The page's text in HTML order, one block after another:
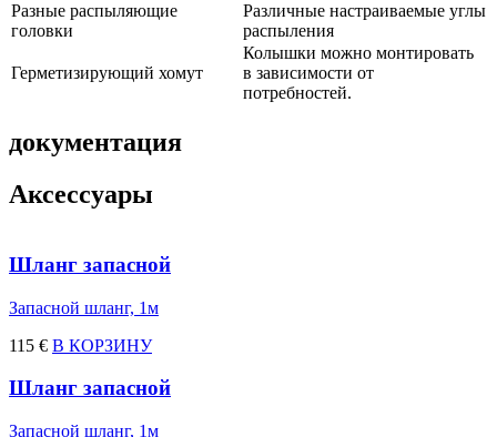
Разные распыляющие
головки
Различные настраиваемые углы
распыления
Герметизирующий хомут
Колышки можно монтировать
в зависимости от
потребностей.
документация
Аксессуары
Шланг запасной
Запасной шланг, 1м
115 € В КОРЗИНУ
Шланг запасной
Запасной шланг, 1м